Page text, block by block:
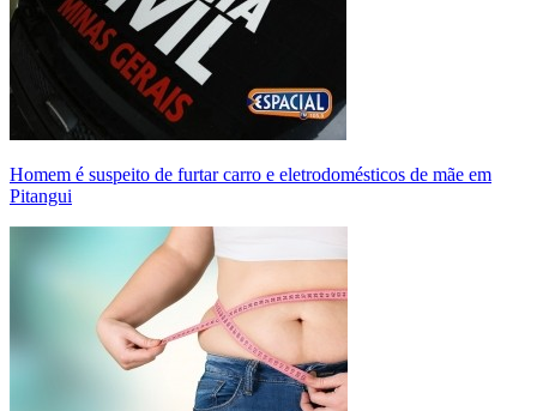
Homem é suspeito de furtar carro e eletrodomésticos de mãe em
Pitangui